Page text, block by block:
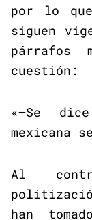
por lo
siguen
párrafos
cuestión:
«–Se
mexicana
Al
han